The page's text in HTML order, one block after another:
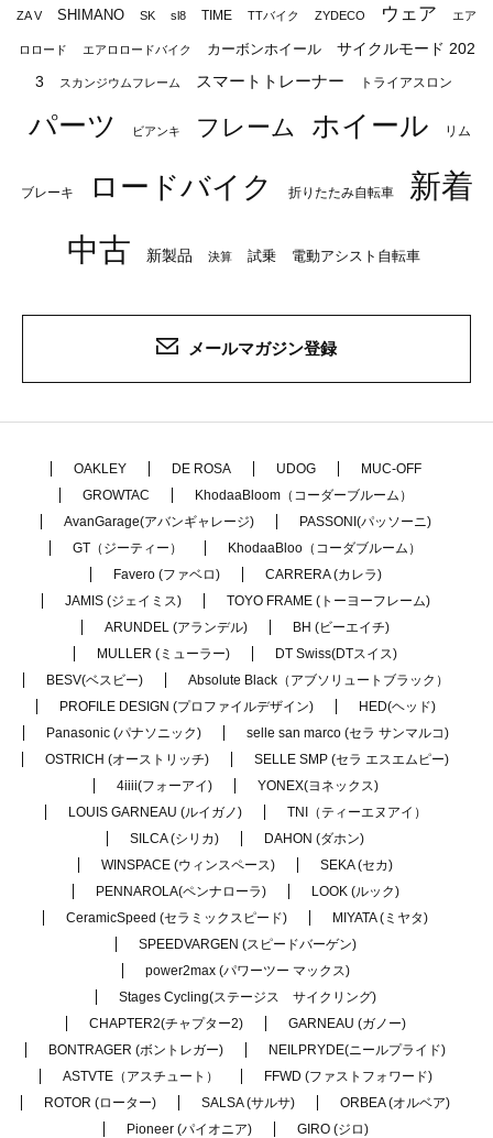
ZA V SHIMANO SK sl8 TIME TTバイク ZYDECO ウェア エア
ロロード エアロロードバイク カーボンホイール
サイクルモード 202
3
スカンジウムフレーム スマートトレーナー トライアスロン
パーツ ビアンキ フレーム ホイール リム
ブレーキ ロードバイク 折りたたみ自転車
新着
中古
新製品 決算 試乗 電動アシスト自転車
メールマガジン登録
OAKLEY DE ROSA UDOG
MUC-OFF
GROWTAC
KhodaaBloom（コーダーブルーム）
AvanGarage(アバンギャレージ)
PASSONI(パッソーニ)
GT（ジーティー）
KhodaaBloo（コーダブルーム）
Favero (ファベロ)
CARRERA (カレラ)
JAMIS (ジェイミス)
TOYO FRAME (トーヨーフレーム)
ARUNDEL (アランデル)
BH (ビーエイチ)
MULLER (ミューラー)
DT Swiss(DTスイス)
BESV(ベスビー)
Absolute Black（アブソリュートブラック）
PROFILE DESIGN (プロファイルデザイン)
HED(ヘッド)
Panasonic (パナソニック)
selle san marco (セラ サンマルコ)
OSTRICH (オーストリッチ)
SELLE SMP (セラ エスエムピー)
4iiii(フォーアイ)
YONEX(ヨネックス)
LOUIS GARNEAU (ルイガノ)
TNI（ティーエヌアイ）
SILCA (シリカ)
DAHON (ダホン)
WINSPACE (ウィンスペース)
SEKA (セカ)
PENNAROLA(ペンナローラ)
LOOK (ルック)
CeramicSpeed (セラミックスピード)
MIYATA (ミヤタ)
SPEEDVARGEN (スピードバーゲン)
power2max (パワーツー マックス)
Stages Cycling(ステージス サイクリング)
CHAPTER2(チャプター2)
GARNEAU (ガノー)
BONTRAGER (ボントレガー)
NEILPRYDE(ニールプライド)
ASTVTE（アスチュート）
FFWD (ファストフォワード)
ROTOR (ローター)
SALSA (サルサ)
ORBEA (オルベア)
Pioneer (パイオニア)
GIRO (ジロ)